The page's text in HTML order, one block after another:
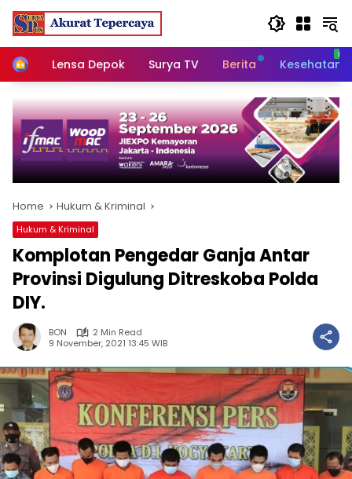
Skip
content
HomeLensa Depok Surya TV Berita Kesehatan
Home Hukum & Kriminal
Hukum & Kriminal
Komplotan Pengedar Ganja Antar
Provinsi Digulung Ditreskoba Polda
DIY.
BON
2 Min Read
9 November, 2021 13:45 WIB